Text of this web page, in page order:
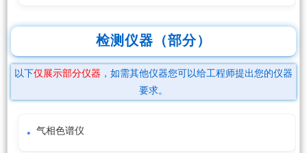
检测仪器（部分）
以下仅展示部分仪器 ，如需其他仪器您可以给工程师提出您的仪器
要求。
气相色谱仪